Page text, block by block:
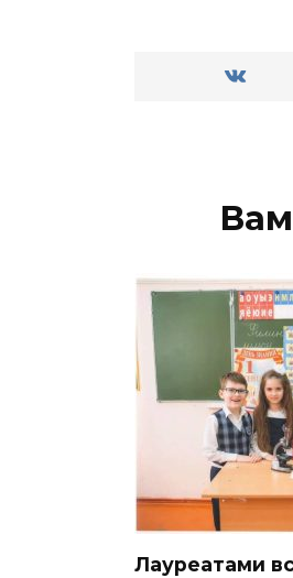
Лауреатами